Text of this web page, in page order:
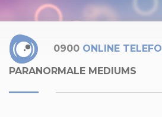
0900 ONLINE
PARANORMALE MEDIUMS